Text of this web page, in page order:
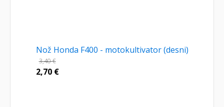
Nož Honda F400 - motokultivator (desni)
3,40€
2,70 €